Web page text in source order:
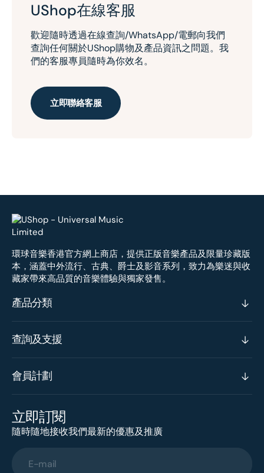
UShop在線客服
歡迎隨時透過在線查詢/WhatsApp/電郵向我們
查詢任何關於UShop購物及產品資訊之問題。我
們的客服專員隨時為你效名。
立即聯絡客服
環球音樂香港官方網上商店，提供正版音樂產品及限量珍藏版
本，涵蓋中外流行、古典、爵士及影音系列，致力為樂迷與收
藏家帶來高品質的音樂體驗與獨家發售。
產品分類
查詢及支援
會員計劃
立即訂閱
隨時隨地接收我們最新的優惠及推廣
E-mail